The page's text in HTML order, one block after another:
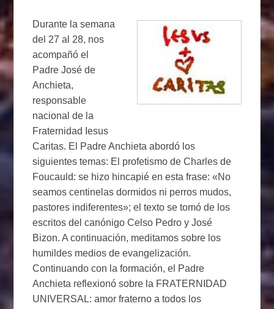
Durante la semana
del 27 al 28, nos
acompañó el
Padre José de
Anchieta,
responsable
nacional de la
Fraternidad Iesus
Caritas. El Padre Anchieta abordó los
siguientes temas: El profetismo de Charles de
Foucauld: se hizo hincapié en esta frase: «No
seamos centinelas dormidos ni perros mudos,
pastores indiferentes»; el texto se tomó de los
escritos del canónigo Celso Pedro y José
Bizon. A continuación, meditamos sobre los
humildes medios de evangelización.
Continuando con la formación, el Padre
Anchieta reflexionó sobre la FRATERNIDAD
UNIVERSAL: amor fraterno a todos los